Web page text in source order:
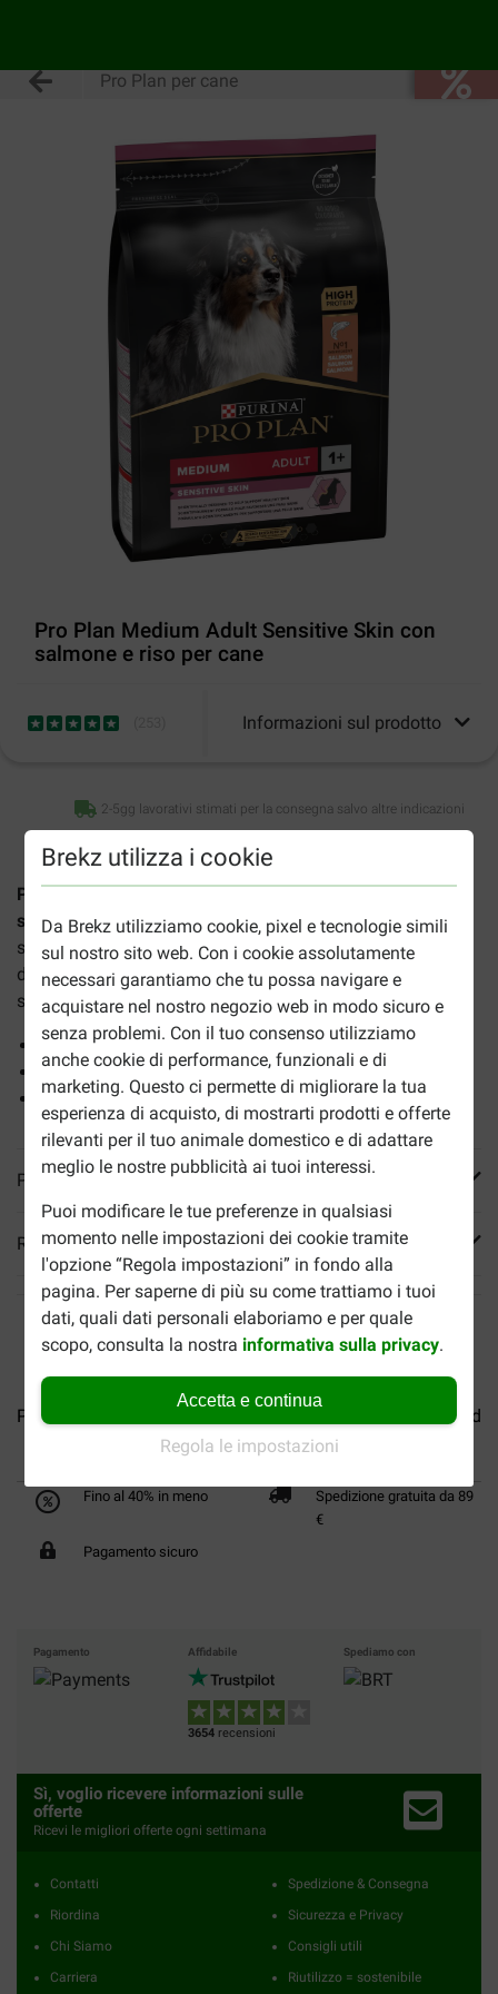
Brekz utilizza i cookie
Da Brekz utilizziamo cookie, pixel e tecnologie simili
sul nostro sito web. Con i cookie assolutamente
necessari garantiamo che tu possa navigare e
acquistare nel nostro negozio web in modo sicuro e
senza problemi. Con il tuo consenso utilizziamo
anche cookie di performance, funzionali e di
marketing. Questo ci permette di migliorare la tua
esperienza di acquisto, di mostrarti prodotti e offerte
rilevanti per il tuo animale domestico e di adattare
meglio le nostre pubblicità ai tuoi interessi.
Puoi modificare le tue preferenze in qualsiasi
momento nelle impostazioni dei cookie tramite
l'opzione “Regola impostazioni” in fondo alla
pagina. Per saperne di più su come trattiamo i tuoi
dati, quali dati personali elaboriamo e per quale
scopo, consulta la nostra informativa sulla privacy.
Accetta e continua
Regola le impostazioni
Pro Plan per cane
Pro Plan Medium Adult Sensitive Skin con
salmone e riso per cane
Informazioni sul prodotto
2-5gg lavorativi stimati per la consegna salvo altre indicazioni
Purina Pro Plan Medium Adult Sensitive Skin (Pelle
sensibile) con salmone e riso per caneè un alimento
secco, completo e bilanciato, per cani adulti di medie
dimensioni con pelle sensibile. Questo cibo aiuta a
sostenere la salute delle pelle del tuo cane.
Alimento privo di frumento
Dà sostegno nelle reazioni di sensibilità della pelle
Contiene omega-3 specifici per il pelo
Più informazioni
Reviews
Pro Plan Large Robust Puppy... Pro Plan Large Robust
Fino al 40% in meno
Spedizione gratuita da 89
€
Pagamento sicuro
Pagamento Affidabile
3654 recensioni
Spediamo con
Sì, voglio ricevere informazioni sulle
offerte
Ricevi le migliori offerte ogni settimana
Contatti
Riordina
Chi Siamo
Carriera
Spedizione & Consegna
Sicurezza e Privacy
Consigli utili
Riutilizzo = sostenibile